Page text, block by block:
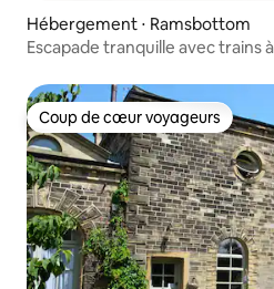
Hébergement ⋅ Ramsbottom
Escapade tranquille avec trains
Coup de cœur voyageurs
Coup de cœur voyageurs